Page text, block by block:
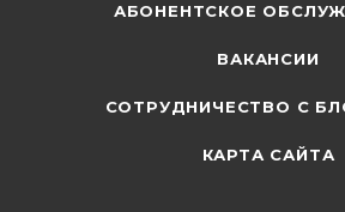
АБОНЕНТСКОЕ
ВАКАНСИИ
СОТРУДНИЧЕСТВО С
КАРТА САЙТА